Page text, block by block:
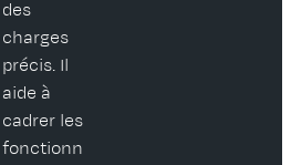
des
charges
précis. Il
aide à
cadrer les
fonctionn